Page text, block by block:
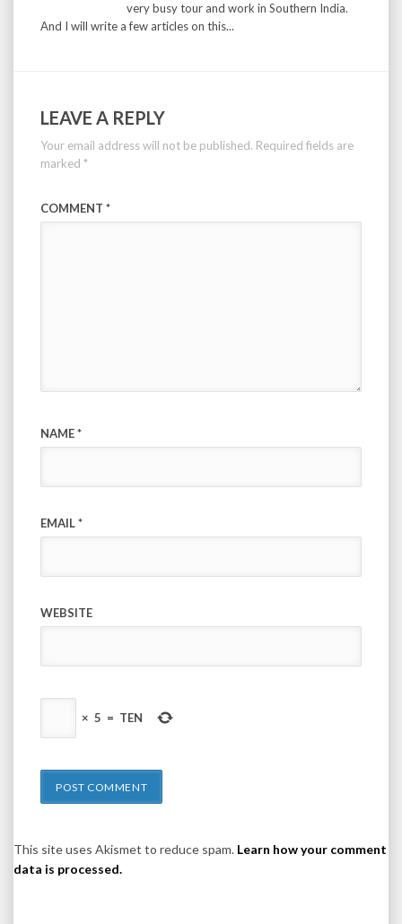
very busy tour and work in Southern India.
And I will write a few articles on this...
LEAVE A REPLY
Your email address will not be published. Required fields are
marked *
COMMENT *
NAME*
EMAIL*
WEBSITE
× 5 = TEN
This site uses Akismet to reduce spam. Learn how your comment
data is processed.